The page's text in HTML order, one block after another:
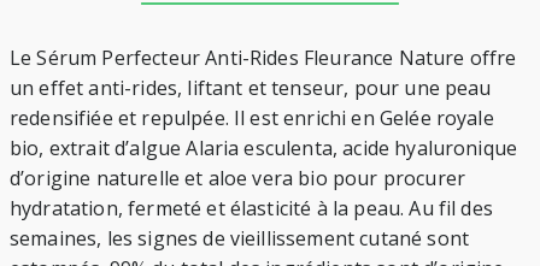
Le Sérum Perfecteur Anti-Rides Fleurance Nature offre
un effet anti-rides, liftant et tenseur, pour une peau
redensifiée et repulpée. Il est enrichi en Gelée royale
bio, extrait d’algue Alaria esculenta, acide hyaluronique
d’origine naturelle et aloe vera bio pour procurer
hydratation, fermeté et élasticité à la peau. Au fil des
semaines, les signes de vieillissement cutané sont